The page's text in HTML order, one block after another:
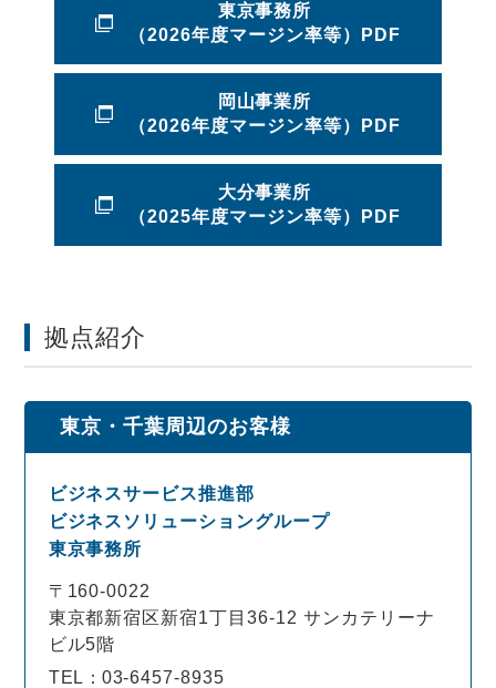
東京事務所
（2026年度マージン率等）PDF
岡山事業所
（2026年度マージン率等）PDF
大分事業所
（2025年度マージン率等）PDF
拠点紹介
東京・千葉周辺のお客様
ビジネスサービス推進部
ビジネスソリューショングループ
東京事務所
〒160-0022
東京都新宿区新宿1丁目36-12 サンカテリーナ
ビル5階
TEL：03-6457-8935